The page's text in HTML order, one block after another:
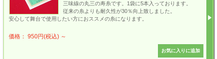
三味線の丸三の寿糸です。1袋に5本入っております。
従来の糸よりも耐久性が30％向上致しました。
安心して舞台で使用したい方におススメの糸になります。
価格： 950円(税込) ～